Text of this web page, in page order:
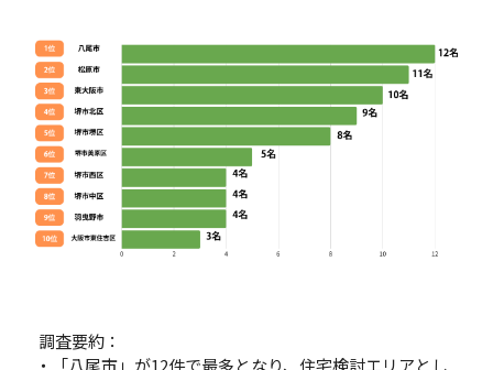
調査要約：
・「八尾市」が12件で最多となり、住宅検討エリアとし